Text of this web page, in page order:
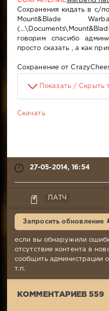
Сохранения кидать в c/
Mount&Blade
говорим спасибо
просто сказать , а как
Сохранение от
Показать / Скрыть
Скачать
27-05-2014, 16:54
HolyMoly
27-
16:54
Комментариев:
559
ПАТЧ
Запросить обновление
если вы обнаружили
отсутствие контента в
сообщить администрации
т.п.
КОММЕНТАРИЕВ 559